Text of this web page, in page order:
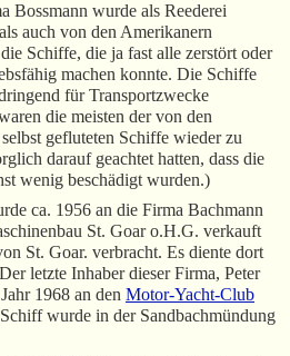
Bossmann wurde als Reederei
auch von den Amerikanern
Schiffe, die ja fast alle zerstört oder
machen konnte. Die Schiffe
für Transportzwecke
die meisten der von den
gefluteten Schiffe wieder zu
darauf geachtet hatten, dass die
wenig beschädigt wurden.)
ca. 1956 an die Firma Bachmann
St. Goar o.H.G. verkauft
St. Goar. verbracht. Es diente dort
letzte Inhaber dieser Firma, Peter
1968 an den Motor-Yacht-Club
wurde in der Sandbachmündung